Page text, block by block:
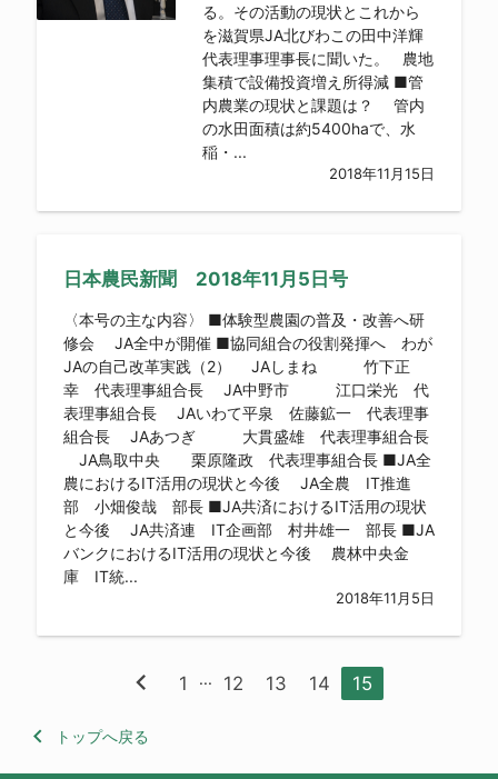
る。その活動の現状とこれから
を滋賀県JA北びわこの田中洋輝
代表理事理事長に聞いた。 農地
集積で設備投資増え所得減 ■管
内農業の現状と課題は？ 管内
の水田面積は約5400haで、水
稲・...
2018年11月15日
日本農民新聞 2018年11月5日号
〈本号の主な内容〉 ■体験型農園の普及・改善へ研
修会 JA全中が開催 ■協同組合の役割発揮へ わが
JAの自己改革実践（2） JAしまね 竹下正
幸 代表理事組合長 JA中野市 江口栄光 代
表理事組合長 JAいわて平泉 佐藤鉱一 代表理事
組合長 JAあつぎ 大貫盛雄 代表理事組合長
JA鳥取中央 栗原隆政 代表理事組合長 ■JA全
農におけるIT活用の現状と今後 JA全農 IT推進
部 小畑俊哉 部長 ■JA共済におけるIT活用の現状
と今後 JA共済連 IT企画部 村井雄一 部長 ■JA
バンクにおけるIT活用の現状と今後 農林中央金
庫 IT統...
2018年11月5日
chevron_left 1 ... 12 13 14 15
keyboard_arrow_left トップへ戻る